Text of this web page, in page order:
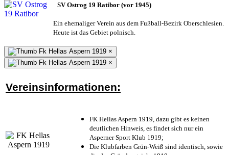
SV Ostrog 19 Ratibor (vor 1945)
Ein ehemaliger Verein aus dem Fußball-Bezirk Oberschlesien.
Heute ist das Gebiet polnisch.
×
×
Vereinsinformationen:
FK Hellas Aspern 1919, dazu gibt es keinen
deutlichen Hinweis, es findet sich nur ein
Asperner Sport Klub 1919;
Die Klubfarben Grün-Weiß sind identisch, sowie